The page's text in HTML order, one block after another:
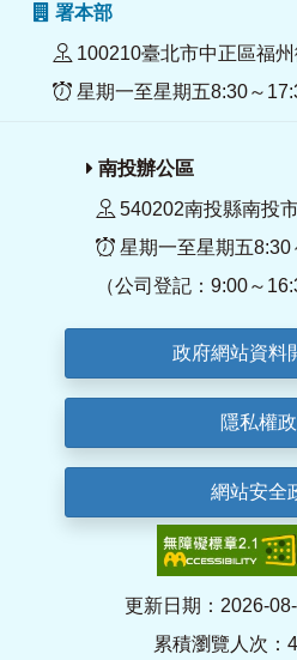
署本部
100210臺北市中正區福
星期一至星期五8:30～
南投辦公區
540202南投縣南投
星期一至星期五
（公司登記：9:00～
政府網站資料
隱私權
網站安全
更新日期：2026-
累積瀏覽人次：